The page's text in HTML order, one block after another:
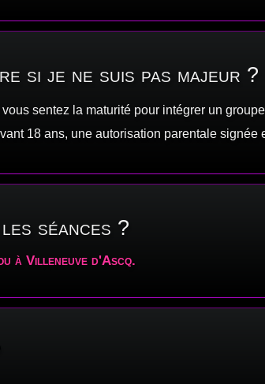
si je ne suis pas majeur ?
sentez la maturité pour intégrer un
18 ans, une autorisation parentale signée
séances ?
à Villeneuve d'Ascq.